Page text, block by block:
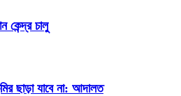
কেন্দ্র চালু
ছাড়া যাবে না: আদালত